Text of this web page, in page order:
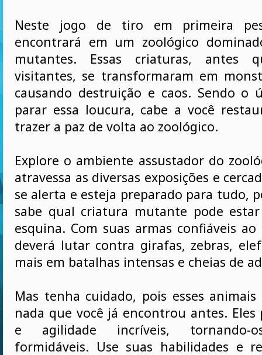
Neste jogo de tiro em primeira
encontrará em um zoológico
mutantes. Essas criaturas, antes
visitantes, se transformaram em
causando destruição e caos. Sendo o
parar essa loucura, cabe a você
trazer a paz de volta ao zoológico.
Explore o ambiente assustador do
atravessa as diversas exposições e
se alerta e esteja preparado para tudo,
sabe qual criatura mutante pode
esquina. Com suas armas confiáveis
deverá lutar contra girafas, zebras,
mais em batalhas intensas e cheias de
Mas tenha cuidado, pois esses
nada que você já encontrou antes. Eles
e agilidade incríveis, tornando-
formidáveis. Use suas habilidades e